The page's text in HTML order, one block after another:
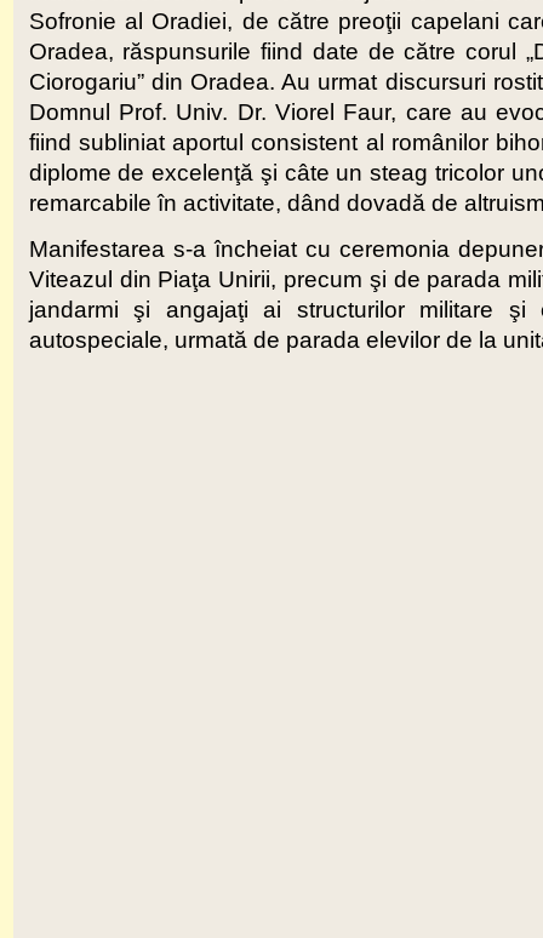
Sofronie al Oradiei, de către preoţii capelani
Oradea, răspunsurile fiind date de către corul
Ciorogariu” din Oradea. Au urmat discursuri
Domnul Prof. Univ. Dr. Viorel Faur, care au
fiind subliniat aportul consistent al românilor
diplome de excelenţă şi câte un steag tricolor
remarcabile în activitate, dând dovadă de
Manifestarea s-a încheiat cu ceremonia
Viteazul din Piaţa Unirii, precum şi de parada
jandarmi şi angajaţi ai structurilor militare
autospeciale, urmată de parada elevilor de la